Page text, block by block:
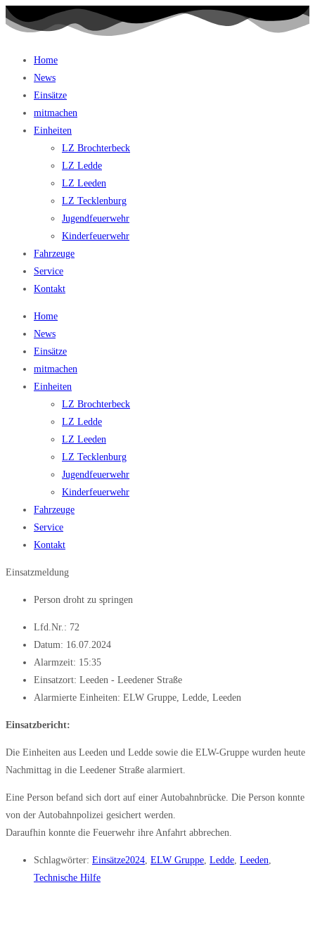
Home
News
Einsätze
mitmachen
Einheiten
LZ Brochterbeck
LZ Ledde
LZ Leeden
LZ Tecklenburg
Jugendfeuerwehr
Kinderfeuerwehr
Fahrzeuge
Service
Kontakt
Home
News
Einsätze
mitmachen
Einheiten
LZ Brochterbeck
LZ Ledde
LZ Leeden
LZ Tecklenburg
Jugendfeuerwehr
Kinderfeuerwehr
Fahrzeuge
Service
Kontakt
Einsatzmeldung
Person droht zu springen
Lfd.Nr.: 72
Datum: 16.07.2024
Alarmzeit: 15:35
Einsatzort: Leeden - Leedener Straße
Alarmierte Einheiten: ELW Gruppe, Ledde, Leeden
Einsatzbericht:
Die Einheiten aus Leeden und Ledde sowie die ELW-Gruppe wurden heute
Nachmittag in die Leedener Straße alarmiert.
Eine Person befand sich dort auf einer Autobahnbrücke. Die Person konnte
von der Autobahnpolizei gesichert werden.
Daraufhin konnte die Feuerwehr ihre Anfahrt abbrechen.
Schlagwörter: Einsätze2024, ELW Gruppe, Ledde, Leeden,
Technische Hilfe